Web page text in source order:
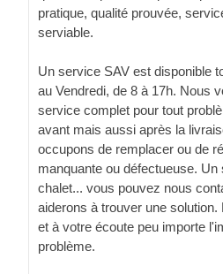
pratique, qualité prouvée,
serviable.
Un service SAV est disponible
au Vendredi, de 8 à 17h. Nous
service complet pour tout
avant mais aussi après la
occupons de remplacer ou de
manquante ou défectueuse.
chalet... vous pouvez nous
aiderons à trouver une
et à votre écoute peu importe
problème.